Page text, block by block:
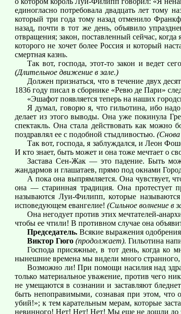
единогласно потребовала двадцать лет тому
который три года тому назад отменило
назад, почти в тот же день, объявило
отвращения; закон, поставленный сейчас,
которого не хочет более Россия и который
смертная казнь.
Так вот, господа, этот-то закон и ведет
(Длительное движение в зале.)
Должен признаться, что в течение двух
1836 году писал в сборнике «Ревю де Пари»
«Эшафот появляется теперь на наших
Я думал, говорю я, что гильотина, ибо
делает из этого выводы. Она уже покинула
спектакль. Она стала действовать как можно
поздравлял ее с подобной стыдливостью. (Снова
Так вот, господа, я заблуждался, и Леон
И кто знает, быть может и она тоже мечтает о
Застава Сен-Жак — это падение. Быть
жандармов и глашатаев, прямо под окнами
А пока она выпрямляется. Она чувствует,
она — старинная традиция. Она протестует
называются Луи-Филипп, которые
исповедующем евангелие! (Сильное волнение в
Она негодует против этих мечтателей-
чтобы ее чтили! В противном случае она
Председатель. Всякие выражения
Виктор Гюго (продолжает). Гильотина
Господа присяжные, в тот день, когда ко
нынешние времена мы видели много странного,
Возможно ли! При помощи насилия над
только материальное уважение, против чего
не умещаются в сознании и заставляют
быть непоправимыми, сознавая при этом, что
убий!»; к тем карательным мерам, которые
невинного! Нет! Нет! Нет! Мы еще не дошли до